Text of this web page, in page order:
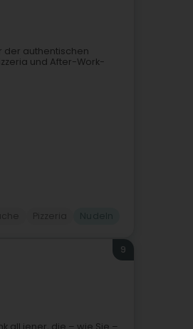
der authentischen
und After-Work-
9
all jener, die – wie Sie –